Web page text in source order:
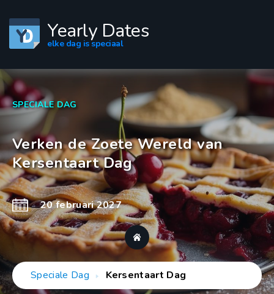
Yearly Dates
elke dag is speciaal
SPECIALE DAG
Verken de Zoete Wereld van
Kersentaart Dag
20 februari 2027
Speciale Dag Kersentaart Dag